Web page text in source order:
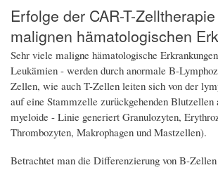
Erfolge der CAR-T-
malignen hämatologischen
Sehr viele maligne hämatologische
Leukämien - werden durch anormale B-
Zellen, wie auch T-Zellen leiten sich von der
auf eine Stammzelle zurückgehenden
myeloide - Linie generiert Granulozyten,
Thrombozyten, Makrophagen und Mastzellen).
Betrachtet man die Differenzierung von B-